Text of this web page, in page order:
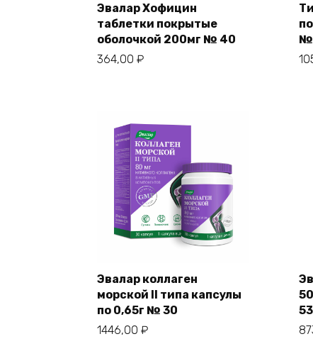
Эвалар Хофицин
таблетки покрытые
оболочкой 200мг № 40
364,00 ₽
№
Эвалар коллаген
морской II типа капсулы
по 0,65г № 30
1446,00 ₽